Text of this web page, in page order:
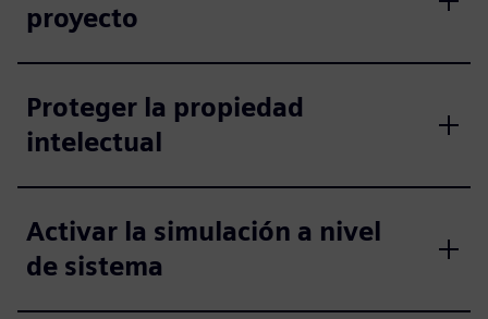
proyecto
Proteger la propiedad
intelectual
Activar la simulación a nivel
de sistema